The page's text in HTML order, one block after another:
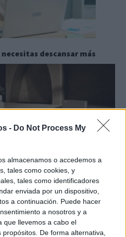
- Do Not Process My
almacenamos o accedemos a
tales como cookies, y
tales como identificadores
enviada por un dispositivo,
a continuación. Puede hacer
a nosotros y a
que llevemos a cabo el
De forma alternativa,
descansar más
más hogares usan robot